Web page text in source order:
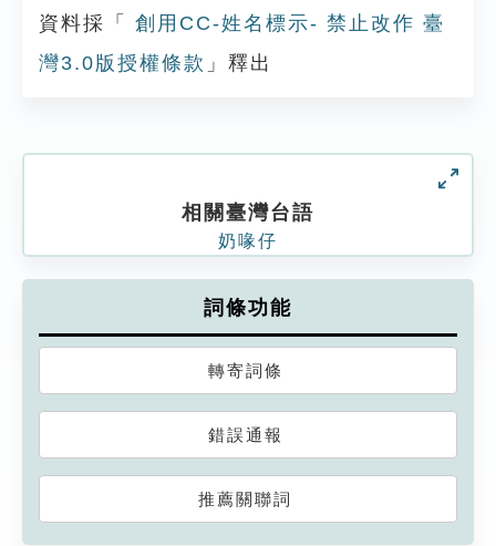
資料採「
創用CC-姓名標示- 禁止改作 臺
灣3.0版授權條款 」釋出
相關臺灣台語
奶喙仔
詞條功能
轉寄詞條
錯誤通報
推薦關聯詞